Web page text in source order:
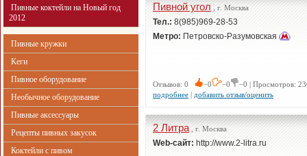
Пивные коктейли на Новый год
2012
Пивные кружки
Кеги
Пивное оборудование
Необычное оборудование
Пивные аксессуары
Рецепты пивных закусок
Коктейли с пивом
Пивной угол, г. Москва
Тел.: 8(985)969-28-53
Метро: Петровско-Разумовская
Отзывов: 0 −0 −0
−0 | Просмотров:
подробнее | добавить отзыв/оценить
2 Литра, г. Москва
Web-сайт: http://www.2-litra.ru